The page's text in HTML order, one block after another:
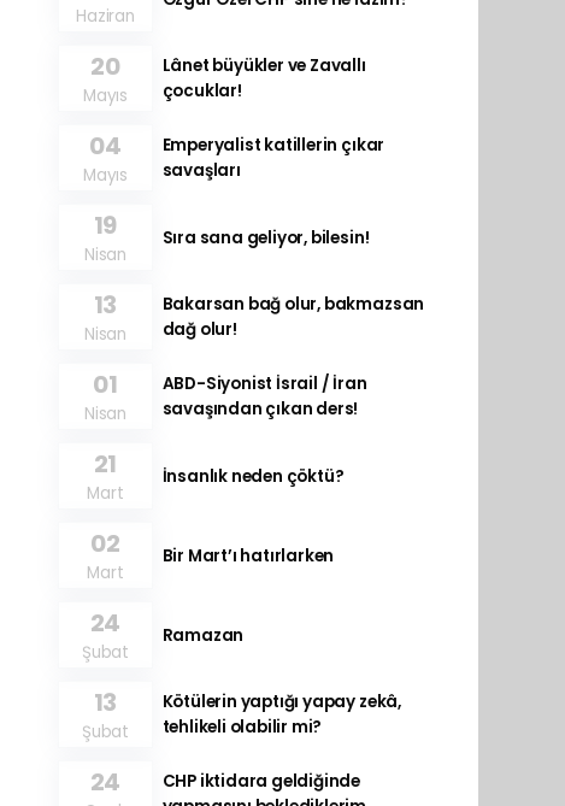
Haziran
20
Mayıs
Lânet büyükler ve Zavallı
çocuklar!
04
Mayıs
Emperyalist katillerin çıkar
savaşları
19
Nisan
Sıra sana geliyor, bilesin!
13
Nisan
Bakarsan bağ olur, bakmazsan
dağ olur!
01
Nisan
ABD-Siyonist İsrail / İran
savaşından çıkan ders!
21
Mart
İnsanlık neden çöktü?
02
Mart
Bir Mart’ı hatırlarken
24
Şubat
Ramazan
13
Şubat
Kötülerin yaptığı yapay zekâ,
tehlikeli olabilir mi?
24
CHP iktidara geldiğinde